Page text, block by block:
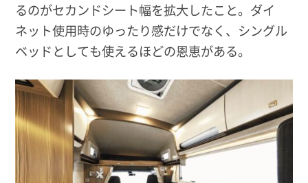
るのがセカンドシート幅を拡大したこと。ダイ
ネット使用時のゆったり感だけでなく、シングル
ベッドとしても使えるほどの恩恵がある。